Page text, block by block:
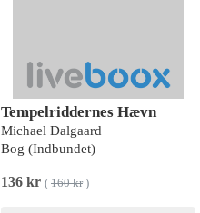
Tempelriddernes Hævn
Michael Dalgaard
Bog (Indbundet)
136 kr ( 160 kr)